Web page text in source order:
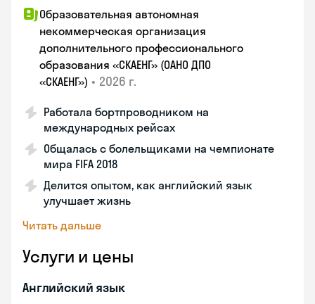
Образовательная автономная
некоммерческая организация
дополнительного профессионального
образования «СКАЕНГ» (ОАНО ДПО
«СКАЕНГ») • 2026 г.
Работала бортпроводником на
международных рейсах
Общалась с болельщиками на чемпионате
мира FIFA 2018
Делится опытом, как английский язык
улучшает жизнь
Читать дальше
Услуги и цены
Английский язык